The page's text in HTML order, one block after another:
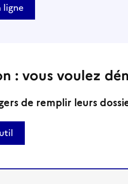
ligne
: vous voulez
de remplir leurs